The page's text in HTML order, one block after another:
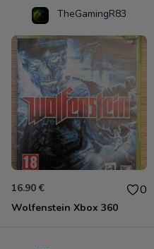
TheGamingR83
16.90 € 0
Wolfenstein Xbox 360